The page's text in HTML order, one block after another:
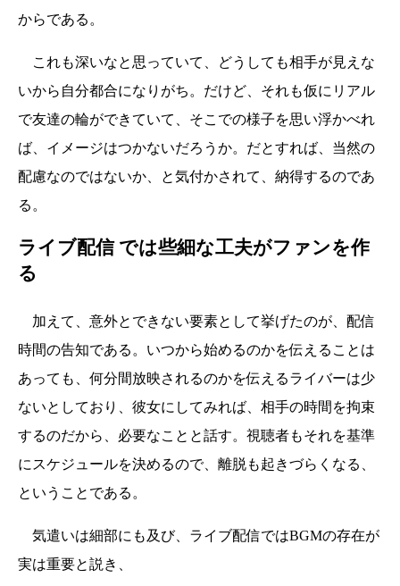
からである。
これも深いなと思っていて、どうしても相手が見えな
いから自分都合になりがち。だけど、それも仮にリアル
で友達の輪ができていて、そこでの様子を思い浮かべれ
ば、イメージはつかないだろうか。だとすれば、当然の
配慮なのではないか、と気付かされて、納得するのであ
る。
ライブ配信 では些細な工夫がファンを作
る
加えて、意外とできない要素として挙げたのが、配信
時間の告知である。いつから始めるのかを伝えることは
あっても、何分間放映されるのかを伝えるライバーは少
ないとしており、彼女にしてみれば、相手の時間を拘束
するのだから、必要なことと話す。視聴者もそれを基準
にスケジュールを決めるので、離脱も起きづらくなる、
ということである。
気遣いは細部にも及び、ライブ配信ではBGMの存在が
実は重要と説き、